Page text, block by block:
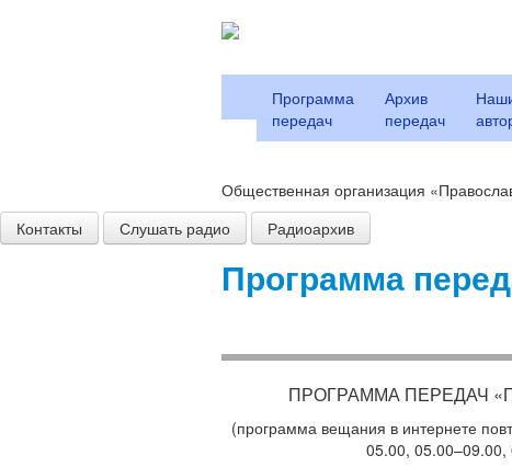
Программа
передач
Архив
передач
Общественная организация
Контакты
Слушать радио Радиоархив
Программа
ПРОГРАММА ПЕРЕДАЧ «
(программа вещания в интернете
05.00, 05.00–09.00,